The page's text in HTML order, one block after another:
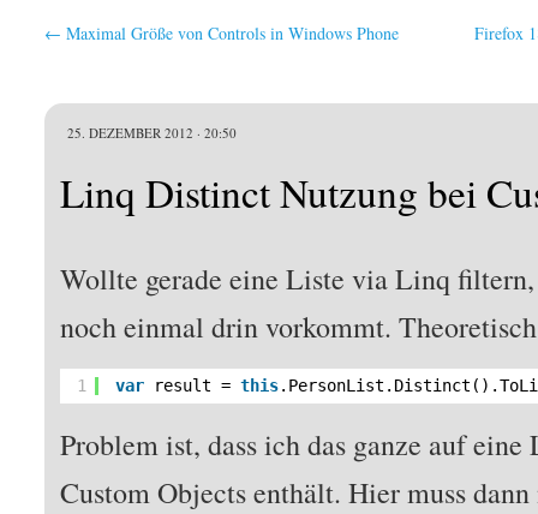
← Maximal Größe von Controls in Windows Phone Firefox
25. DEZEMBER 2012 · 20:50
Linq Distinct Nutzung bei
Wollte gerade eine Liste via Linq filtern,
noch einmal drin vorkommt.
1 var result = this
Problem ist, dass ich das ganze auf eine
Custom Objects enthält. Hier muss